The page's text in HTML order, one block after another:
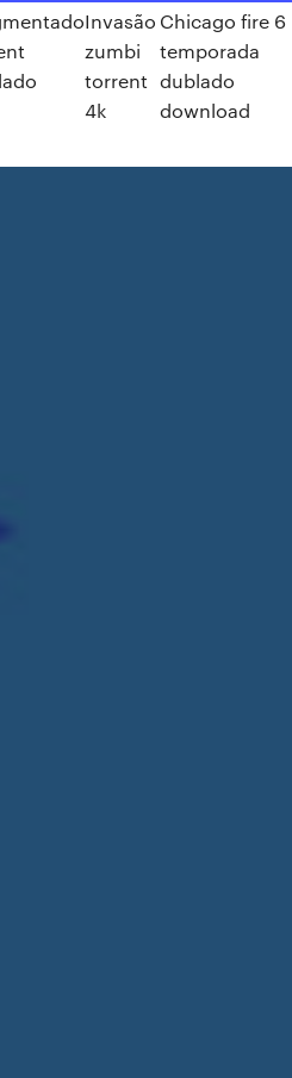
Invasão
zumbi
torrent
4k
Chicago fire 6
temporada
dublado
download